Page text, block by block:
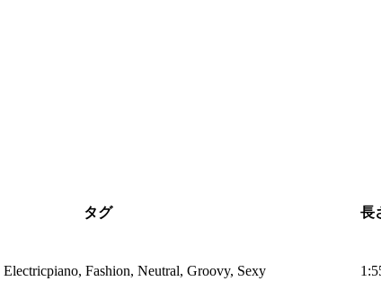
タグ 長
Fashion, Neutral, Groovy, Sexy